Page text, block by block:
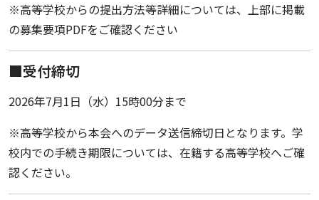
※高等学校からの提出方法等詳細については、上部に掲載
の募集要項PDFをご確認ください
■受付締切
2026年7月1日（水）15時00分まで
※高等学校から本会へのデータ送信締切日となります。学
校内での手続き期限については、在籍する高等学校へご確
認ください。